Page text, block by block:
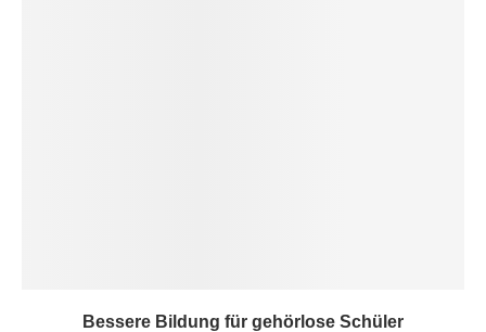
Bessere Bildung für gehörlose Schüler